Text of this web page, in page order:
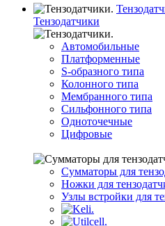
Тензодатчики
Автомобильные
Платформенные
S-образного типа
Колонного типа
Мембранного типа
Сильфонного типа
Одноточечные
Цифровые
Сумматоры для
Ножки для
Узлы встройки для